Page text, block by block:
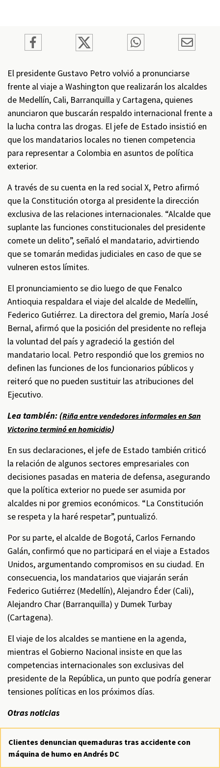
El presidente Gustavo Petro volvió a pronunciarse
frente al viaje a Washington que realizarán los alcaldes
de Medellín, Cali, Barranquilla y Cartagena, quienes
anunciaron que buscarán respaldo internacional frente a
la lucha contra las drogas. El jefe de Estado insistió en
que los mandatarios locales no tienen competencia
para representar a Colombia en asuntos de política
exterior.
A través de su cuenta en la red social X, Petro afirmó
que la Constitución otorga al presidente la dirección
exclusiva de las relaciones internacionales. “Alcalde que
suplante las funciones constitucionales del presidente
comete un delito”, señaló el mandatario, advirtiendo
que se tomarán medidas judiciales en caso de que se
vulneren estos límites.
El pronunciamiento se dio luego de que Fenalco
Antioquia respaldara el viaje del alcalde de Medellín,
Federico Gutiérrez. La directora del gremio, María José
Bernal, afirmó que la posición del presidente no refleja
la voluntad del país y agradeció la gestión del
mandatario local. Petro respondió que los gremios no
definen las funciones de los funcionarios públicos y
reiteró que no pueden sustituir las atribuciones del
Ejecutivo.
Lea también: (Riña entre vendedores informales en San
Victorino terminó en homicidio)
En sus declaraciones, el jefe de Estado también criticó
la relación de algunos sectores empresariales con
decisiones pasadas en materia de defensa, asegurando
que la política exterior no puede ser asumida por
alcaldes ni por gremios económicos. “La Constitución
se respeta y la haré respetar”, puntualizó.
Por su parte, el alcalde de Bogotá, Carlos Fernando
Galán, confirmó que no participará en el viaje a Estados
Unidos, argumentando compromisos en su ciudad. En
consecuencia, los mandatarios que viajarán serán
Federico Gutiérrez (Medellín), Alejandro Éder (Cali),
Alejandro Char (Barranquilla) y Dumek Turbay
(Cartagena).
El viaje de los alcaldes se mantiene en la agenda,
mientras el Gobierno Nacional insiste en que las
competencias internacionales son exclusivas del
presidente de la República, un punto que podría generar
tensiones políticas en los próximos días.
Otras noticias
Clientes denuncian quemaduras tras accidente con
máquina de humo en Andrés DC